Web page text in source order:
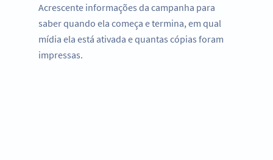
Acrescente informações da campanha para
saber quando ela começa e termina, em qual
mídia ela está ativada e quantas cópias foram
impressas.